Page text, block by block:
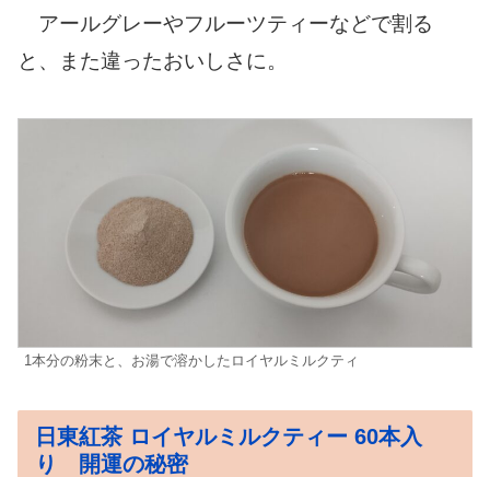
アールグレーやフルーツティーなどで割る
と、また違ったおいしさに。
1本分の粉末と、お湯で溶かしたロイヤルミルクティ
日東紅茶 ロイヤルミルクティー 60本入
り 開運の秘密